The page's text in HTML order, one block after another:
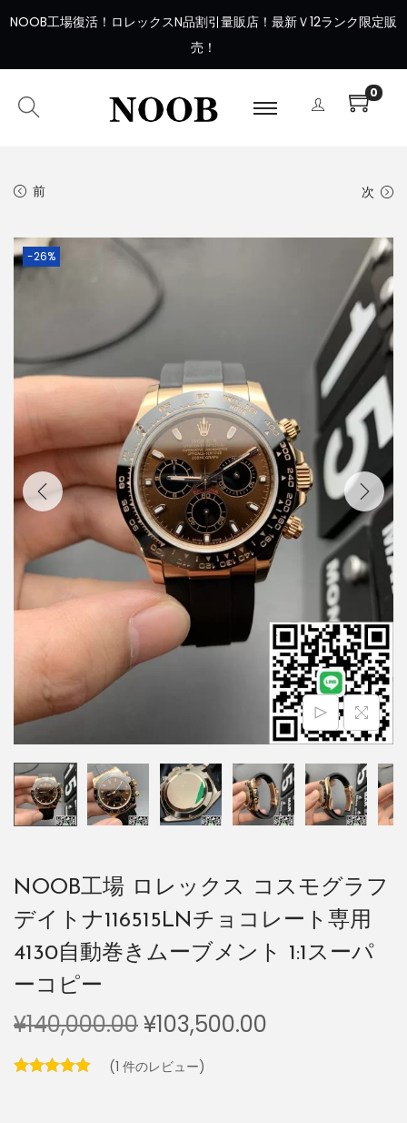
NOOB工場復活 ！ ロレックスN品割引量販店！最新Ｖ12ランク限定販
売！
0
前 次
-26%
NOOB工場 ロレックス コスモグラフ
デイトナ116515LNチョコレート専用
4130自動巻きムーブメント 1:1スーパ
ーコピー
¥140,000.00¥103,500.00
(1 件のレビュー)